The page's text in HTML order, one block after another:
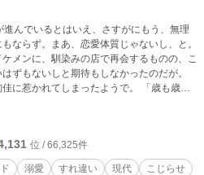
んでいるとはいえ、さすがにもう、無理
ならず。まあ、恋愛体質じゃないし、と。
メンに、馴染みの店で再会するものの、こ
ずもないしと期待もしなかったのだが。
に惹かれてしまったようで。 「歳も歳だ
の？」と、挑発されればつい、売り言葉に
差値最底辺の絢佳と、こう見えて仕事人間
果たしてどっちで、振り回されてるのは、
位 / 66,325件
溺愛 すれ違い 現代 こじらせ